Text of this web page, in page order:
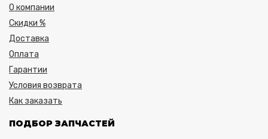
О компании
Скидки %
Доставка
Оплата
Гарантии
Условия возврата
Как заказать
ПОДБОР ЗАПЧАСТЕЙ